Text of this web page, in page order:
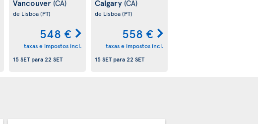
Vancouver (CA)
de Lisboa(PT)
548 €
taxas e impostos incl.
15 SETpara22 SET
Calgary (CA)
de Lisboa(PT)
558 €
taxas e impostos incl.
15 SETpara22 SET